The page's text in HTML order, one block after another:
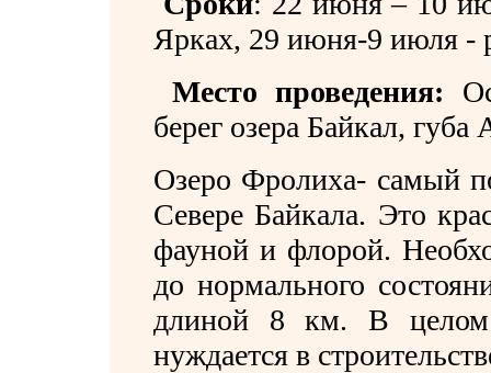
Ярках, 29 июня-9 июля -
Место проведения:
берег озера Байкал, губа
Озеро Фролиха- самый
Севере Байкала. Это
фауной и флорой.
до нормального
длиной 8 км. В целом
нуждается в